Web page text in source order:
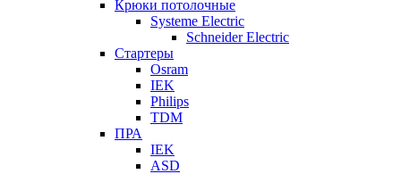
Крюки потолочные
Systeme Electric
Schneider Electric
Стартеры
Osram
IEK
Philips
TDM
ПРА
IEK
ASD